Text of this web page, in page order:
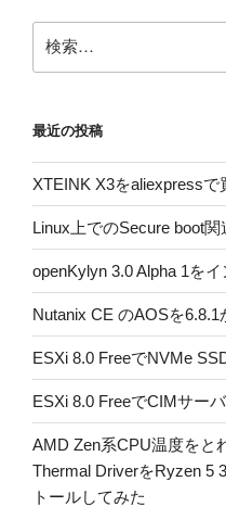
ン
索:
最近の投稿
XTEINK X3をaliexpressで
Linux上でのSecure boot
openKylyn 3.0 Alpha 1を
Nutanix CE のAOSを
ESXi 8.0 FreeでNVMe
ESXi 8.0 FreeでCIMサー
AMD Zen系CPU温度をと
Thermal DriverをRyzen 5
トールしてみた